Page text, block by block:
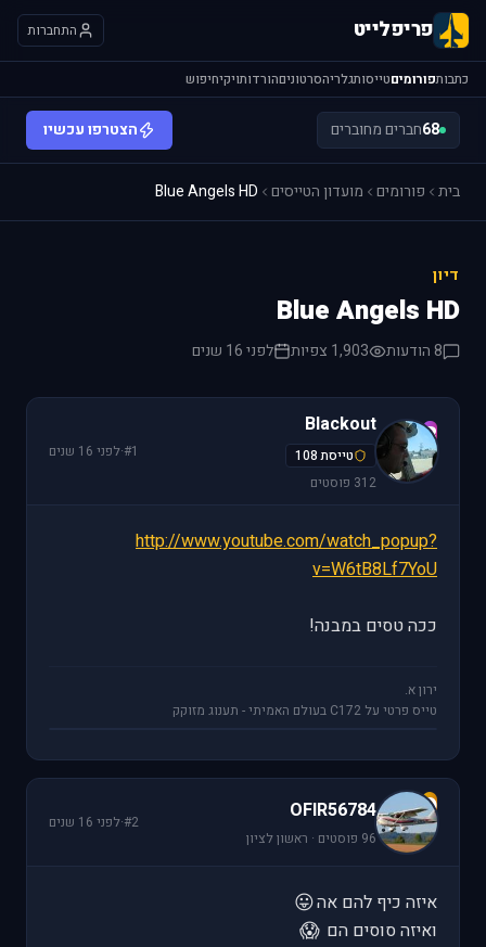
פריפלייט התחברות
כתבותפורומיםטייסותגלריהסרטוניםהורדותויקיחיפוש
68חברים מחוברים הצטרפו עכשיו
בית פורומים מועדון הטייסים Blue Angels HD
דיון
Blue Angels HD
8 הודעות 1,903 צפיות לפני 16 שנים
B
Blackout
טייסת 108
312 פוסטים
#1
·לפני 16 שנים
http://www.youtube.com/watch_popup?
v=W6tB8Lf7YoU
ככה טסים במבנה!
ירון א.
טייס פרטי על C172 בעולם האמיתי - תענוג מזוקק
O
OFIR56784
96 פוסטים · ראשון לציון
#2
·לפני 16 שנים
איזה כיף להם אה😛
ואיזה סוסים הם 😱